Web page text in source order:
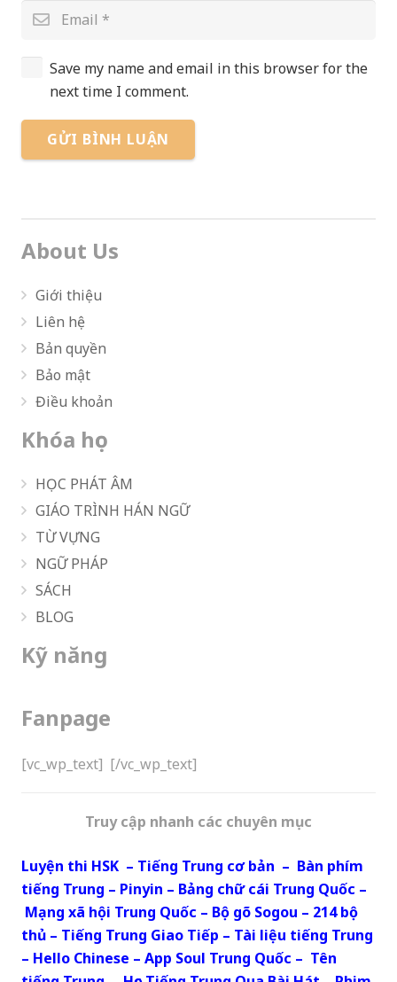
Save my name and email in this browser for the
next time I comment.
GỬI BÌNH LUẬN
About Us
Giới thiệu
Liên hệ
Bản quyền
Bảo mật
Điều khoản
Khóa học
HỌC PHÁT ÂM
GIÁO TRÌNH HÁN NGỮ
TỪ VỰNG
NGỮ PHÁP
SÁCH
BLOG
Kỹ năng
Fanpage
[vc_wp_text] [/vc_wp_text]
Truy cập nhanh các chuyên mục
Luyện thi HSK – Tiếng Trung cơ bản – Bàn phím
tiếng Trung – Pinyin – Bảng chữ cái Trung Quốc –
Mạng xã hội Trung Quốc – Bộ gõ Sogou – 214 bộ
thủ – Tiếng Trung Giao Tiếp – Tài liệu tiếng Trung
– Hello Chinese – App Soul Trung Quốc – Tên